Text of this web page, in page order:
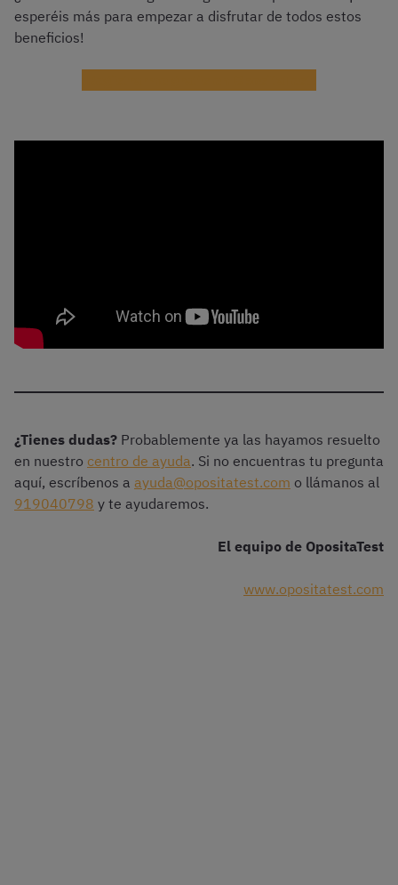
esperéis más para empezar a disfrutar de todos estos
beneficios!
¿Tienes dudas? Probablemente ya las hayamos resuelto
en nuestro centro de ayuda. Si no encuentras tu pregunta
aquí, escríbenos a ayuda@opositatest.com o llámanos al
919040798 y te ayudaremos.
El equipo de OpositaTest
www.opositatest.com